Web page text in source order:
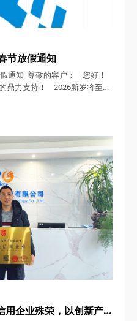
节放假通知
通知 尊敬的客户： 您好！
鼎力支持！ 2026新岁将至，
龙腾跃，生活似锦添花，阖家
的一年，我司将以更坚定的
用企业殊荣，以创新产